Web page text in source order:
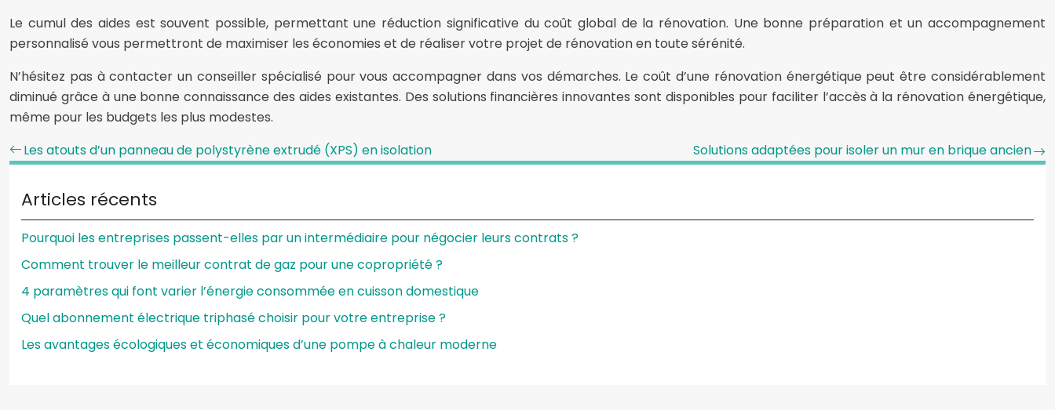
Le cumul des aides est souvent possible, permettant une réduction significative du coût global de la rénovation. Une bonne préparation et un accompagnement
personnalisé vous permettront de maximiser les économies et de réaliser votre projet de rénovation en toute sérénité.
N’hésitez pas à contacter un conseiller spécialisé pour vous accompagner dans vos démarches. Le coût d’une rénovation énergétique peut être considérablement
diminué grâce à une bonne connaissance des aides existantes. Des solutions financières innovantes sont disponibles pour faciliter l’accès à la rénovation énergétique,
même pour les budgets les plus modestes.
Les atouts d’un panneau de polystyrène extrudé (XPS) en isolation
Solutions adaptées pour isoler un mur en brique ancien
Articles récents
Pourquoi les entreprises passent-elles par un intermédiaire pour négocier leurs contrats ?
Comment trouver le meilleur contrat de gaz pour une copropriété ?
4 paramètres qui font varier l’énergie consommée en cuisson domestique
Quel abonnement électrique triphasé choisir pour votre entreprise ?
Les avantages écologiques et économiques d’une pompe à chaleur moderne